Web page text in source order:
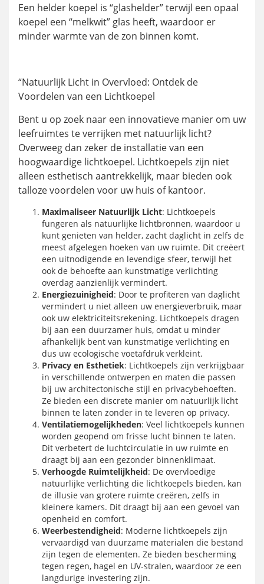
Een helder koepel is “glashelder” terwijl een opaal
koepel een “melkwit” glas heeft, waardoor er
minder warmte van de zon binnen komt.
“Natuurlijk Licht in Overvloed: Ontdek de
Voordelen van een Lichtkoepel
Bent u op zoek naar een innovatieve manier om uw
leefruimtes te verrijken met natuurlijk licht?
Overweeg dan zeker de installatie van een
hoogwaardige lichtkoepel. Lichtkoepels zijn niet
alleen esthetisch aantrekkelijk, maar bieden ook
talloze voordelen voor uw huis of kantoor.
Maximaliseer Natuurlijk Licht: Lichtkoepels
fungeren als natuurlijke lichtbronnen, waardoor u
kunt genieten van helder, zacht daglicht in zelfs de
meest afgelegen hoeken van uw ruimte. Dit creëert
een uitnodigende en levendige sfeer, terwijl het
ook de behoefte aan kunstmatige verlichting
overdag aanzienlijk vermindert.
Energiezuinigheid: Door te profiteren van daglicht
vermindert u niet alleen uw energieverbruik, maar
ook uw elektriciteitsrekening. Lichtkoepels dragen
bij aan een duurzamer huis, omdat u minder
afhankelijk bent van kunstmatige verlichting en
dus uw ecologische voetafdruk verkleint.
Privacy en Esthetiek: Lichtkoepels zijn verkrijgbaar
in verschillende ontwerpen en maten die passen
bij uw architectonische stijl en privacybehoeften.
Ze bieden een discrete manier om natuurlijk licht
binnen te laten zonder in te leveren op privacy.
Ventilatiemogelijkheden: Veel lichtkoepels kunnen
worden geopend om frisse lucht binnen te laten.
Dit verbetert de luchtcirculatie in uw ruimte en
draagt bij aan een gezonder binnenklimaat.
Verhoogde Ruimtelijkheid: De overvloedige
natuurlijke verlichting die lichtkoepels bieden, kan
de illusie van grotere ruimte creëren, zelfs in
kleinere kamers. Dit draagt bij aan een gevoel van
openheid en comfort.
Weerbestendigheid: Moderne lichtkoepels zijn
vervaardigd van duurzame materialen die bestand
zijn tegen de elementen. Ze bieden bescherming
tegen regen, hagel en UV-stralen, waardoor ze een
langdurige investering zijn.